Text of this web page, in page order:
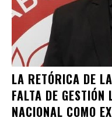
LA RETÓRICA DE
FALTA DE GESTIÓN
NACIONAL COMO